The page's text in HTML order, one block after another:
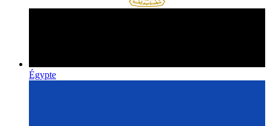
Égypte